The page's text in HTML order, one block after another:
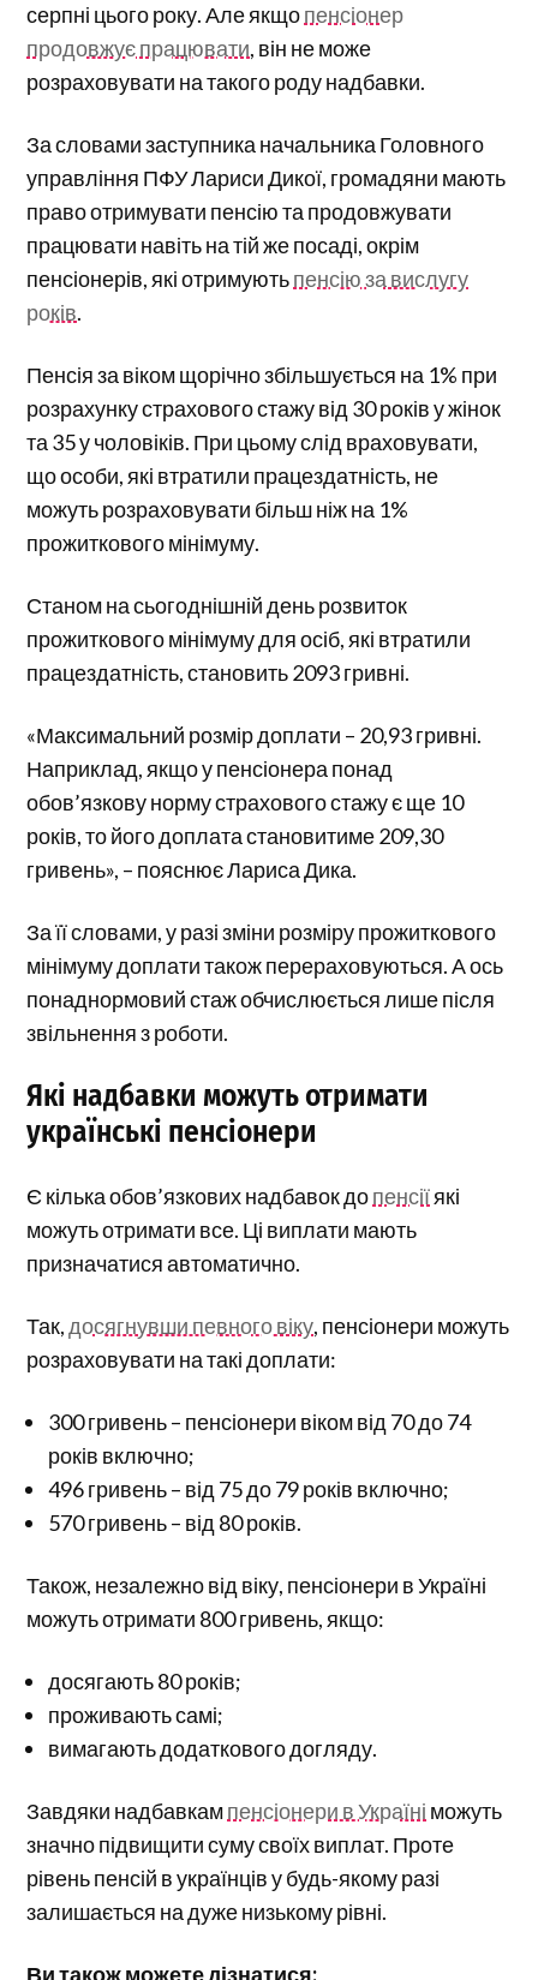
серпні цього року. Але якщопенсіонер
продовжує працювати, він не може
розраховувати на такого роду надбавки.
За словами заступника начальника Головного
управління ПФУ Лариси Дикої, громадяни мають
право отримувати пенсію та продовжувати
працювати навіть на тій же посаді, окрім
пенсіонерів, які отримуютьпенсію за вислугу
років.
Пенсія за віком щорічно збільшується на 1% при
розрахунку страхового стажу від 30 років у жінок
та 35 у чоловіків. При цьому слід враховувати,
що особи, які втратили працездатність, не
можуть розраховувати більш ніж на 1%
прожиткового мінімуму.
Станом на сьогоднішній день розвиток
прожиткового мінімуму для осіб, які втратили
працездатність, становить 2093 гривні.
«Максимальний розмір доплати – 20,93 гривні.
Наприклад, якщо у пенсіонера понад
обов’язкову норму страхового стажу є ще 10
років, то його доплата становитиме 209,30
гривень», – пояснює Лариса Дика.
За її словами, у разі зміни розміру прожиткового
мінімуму доплати також перераховуються. А ось
понаднормовий стаж обчислюється лише після
звільнення з роботи.
Які надбавки можуть отримати
українські пенсіонери
Є кілька обов’язкових надбавок допенсіїякі
можуть отримати все. Ці виплати мають
призначатися автоматично.
Так, досягнувши певного віку, пенсіонери можуть
розраховувати на такі доплати:
300 гривень – пенсіонери віком від 70 до 74
років включно;
496 гривень – від 75 до 79 років включно;
570 гривень – від 80 років.
Також, незалежно від віку, пенсіонери в Україні
можуть отримати 800 гривень, якщо:
досягають 80 років;
проживають самі;
вимагають додаткового догляду.
Завдяки надбавкампенсіонери в Україні можуть
значно підвищити суму своїх виплат. Проте
рівень пенсій в українців у будь-якому разі
залишається на дуже низькому рівні.
Ви також можете дізнатися: